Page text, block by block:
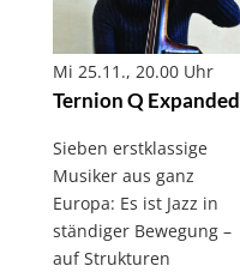
Mi 25.11., 20.00 Uhr
Ternion Q Expanded
Sieben erstklassige
Musiker aus ganz
Europa: Es ist Jazz in
ständiger Bewegung –
auf Strukturen